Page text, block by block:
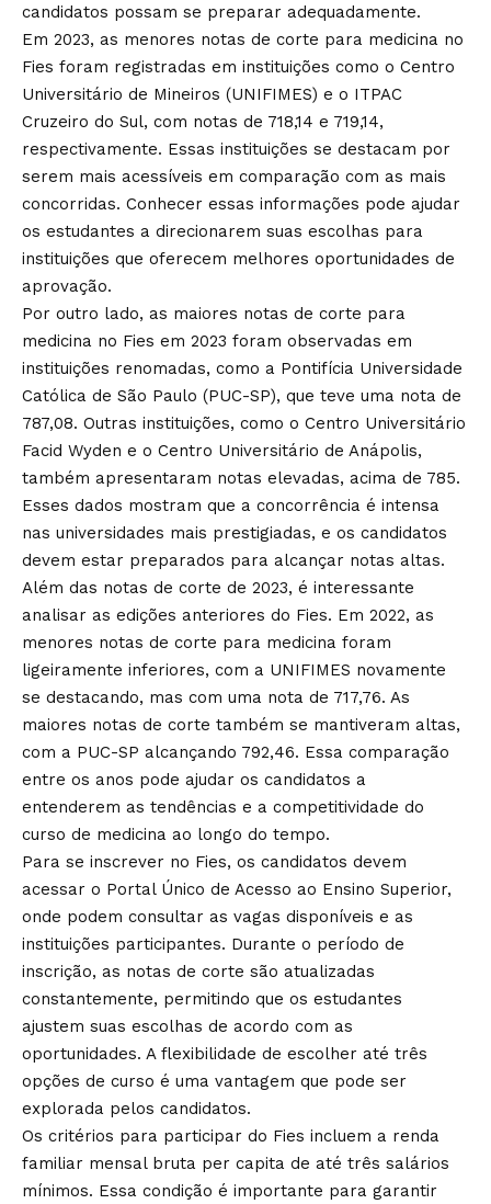
candidatos possam se preparar adequadamente.
Em 2023, as menores notas de corte para medicina no
Fies foram registradas em instituições como o Centro
Universitário de Mineiros (UNIFIMES) e o ITPAC
Cruzeiro do Sul, com notas de 718,14 e 719,14,
respectivamente. Essas instituições se destacam por
serem mais acessíveis em comparação com as mais
concorridas. Conhecer essas informações pode ajudar
os estudantes a direcionarem suas escolhas para
instituições que oferecem melhores oportunidades de
aprovação.
Por outro lado, as maiores notas de corte para
medicina no Fies em 2023 foram observadas em
instituições renomadas, como a Pontifícia Universidade
Católica de São Paulo (PUC-SP), que teve uma nota de
787,08. Outras instituições, como o Centro Universitário
Facid Wyden e o Centro Universitário de Anápolis,
também apresentaram notas elevadas, acima de 785.
Esses dados mostram que a concorrência é intensa
nas universidades mais prestigiadas, e os candidatos
devem estar preparados para alcançar notas altas.
Além das notas de corte de 2023, é interessante
analisar as edições anteriores do Fies. Em 2022, as
menores notas de corte para medicina foram
ligeiramente inferiores, com a UNIFIMES novamente
se destacando, mas com uma nota de 717,76. As
maiores notas de corte também se mantiveram altas,
com a PUC-SP alcançando 792,46. Essa comparação
entre os anos pode ajudar os candidatos a
entenderem as tendências e a competitividade do
curso de medicina ao longo do tempo.
Para se inscrever no Fies, os candidatos devem
acessar o Portal Único de Acesso ao Ensino Superior,
onde podem consultar as vagas disponíveis e as
instituições participantes. Durante o período de
inscrição, as notas de corte são atualizadas
constantemente, permitindo que os estudantes
ajustem suas escolhas de acordo com as
oportunidades. A flexibilidade de escolher até três
opções de curso é uma vantagem que pode ser
explorada pelos candidatos.
Os critérios para participar do Fies incluem a renda
familiar mensal bruta per capita de até três salários
mínimos. Essa condição é importante para garantir